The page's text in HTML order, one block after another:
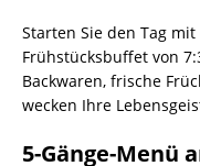
Starten Sie den Tag
Frühstücksbuffet von
Backwaren, frische
wecken Ihre
5-Gänge-Menü